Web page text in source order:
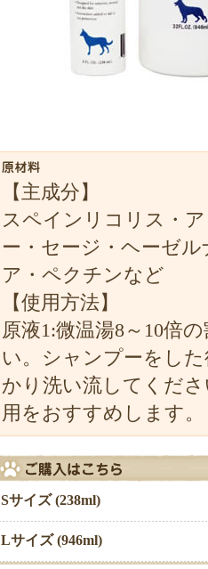
【主成分】
スペインリコリス・
ー・セージ・ヘーゼ
ア・ペクチンなど
【使用方法】
原液1:微温湯8～10倍
い。シャンプーをし
かり洗い流してくだ
用をおすすめします。
Sサイズ (238ml)
Lサイズ (946ml)